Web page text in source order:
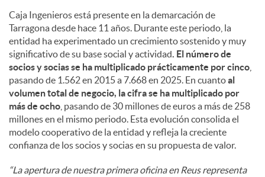
Caja Ingenieros está presente en la demarcación de
Tarragona desde hace 11 años. Durante este periodo, la
entidad ha experimentado un crecimiento sostenido y muy
significativo de su base social y actividad. El número de
socios y socias se ha multiplicado prácticamente por cinco
pasando de 1.562 en 2015 a 7.668 en 2025. En cuantoal
volumen total de negocio, la cifra se ha multiplicado por
más de ocho , pasando de 30 millones de euros a más de 258
millones en el mismo periodo. Esta evolución consolida el
modelo cooperativo de la entidad y refleja la creciente
confianza de los socios y socias en su propuesta de valor.
“La apertura de nuestra primera oficina en Reus representa